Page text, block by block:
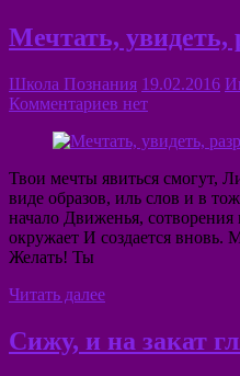
Мечтать, увидеть,
Школа Познания 19.02.2016
Комментариев нет
Твои мечты явиться смогут,
виде образов, иль слов и в
начало Движенья, сотворения
окружает И создается вновь.
Желать! Ты
Читать далее
Сижу, и на закат